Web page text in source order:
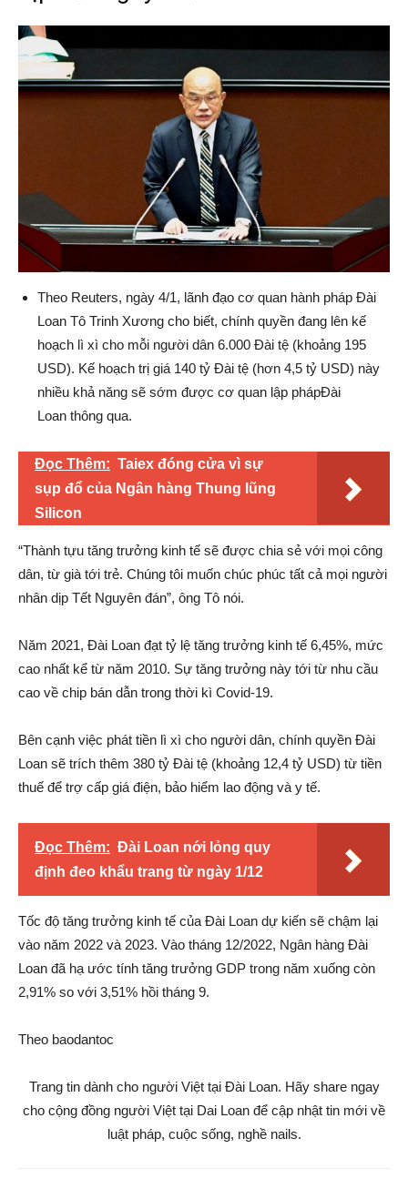
Theo Reuters, ngày 4/1, lãnh đạo cơ quan hành pháp Đài
Loan Tô Trinh Xương cho biết, chính quyền đang lên kế
hoạch lì xì cho mỗi người dân 6.000 Đài tệ (khoảng 195
USD). Kế hoạch trị giá 140 tỷ Đài tệ (hơn 4,5 tỷ USD) này
nhiều khả năng sẽ sớm được cơ quan lập phápĐài
Loan thông qua.
Đọc Thêm: Taiex đóng cửa vì sự
sụp đổ của Ngân hàng Thung lũng
Silicon
“Thành tựu tăng trưởng kinh tế sẽ được chia sẻ với mọi công
dân, từ già tới trẻ. Chúng tôi muốn chúc phúc tất cả mọi người
nhân dịp Tết Nguyên đán”, ông Tô nói.
Năm 2021, Đài Loan đạt tỷ lệ tăng trưởng kinh tế 6,45%, mức
cao nhất kể từ năm 2010. Sự tăng trưởng này tới từ nhu cầu
cao về chip bán dẫn trong thời kì Covid-19.
Bên cạnh việc phát tiền lì xì cho người dân, chính quyền Đài
Loan sẽ trích thêm 380 tỷ Đài tệ (khoảng 12,4 tỷ USD) từ tiền
thuế để trợ cấp giá điện, bảo hiểm lao động và y tế.
Đọc Thêm: Đài Loan nới lỏng quy
định đeo khẩu trang từ ngày 1/12
Tốc độ tăng trưởng kinh tế của Đài Loan dự kiến sẽ chậm lại
vào năm 2022 và 2023. Vào tháng 12/2022, Ngân hàng Đài
Loan đã hạ ước tính tăng trưởng GDP trong năm xuống còn
2,91% so với 3,51% hồi tháng 9.
Theo baodantoc
Trang tin dành cho người Việt tại Đài Loan. Hãy share ngay
cho cộng đồng người Việt tại Dai Loan để cập nhật tin mới về
luật pháp, cuộc sống, nghề nails.